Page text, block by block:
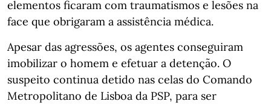
elementos ficaram com traumatismos e lesões na
face que obrigaram a assistência médica.
Apesar das agressões, os agentes conseguiram
imobilizar o homem e efetuar a detenção. O
suspeito continua detido nas celas do Comando
Metropolitano de Lisboa da PSP, para ser